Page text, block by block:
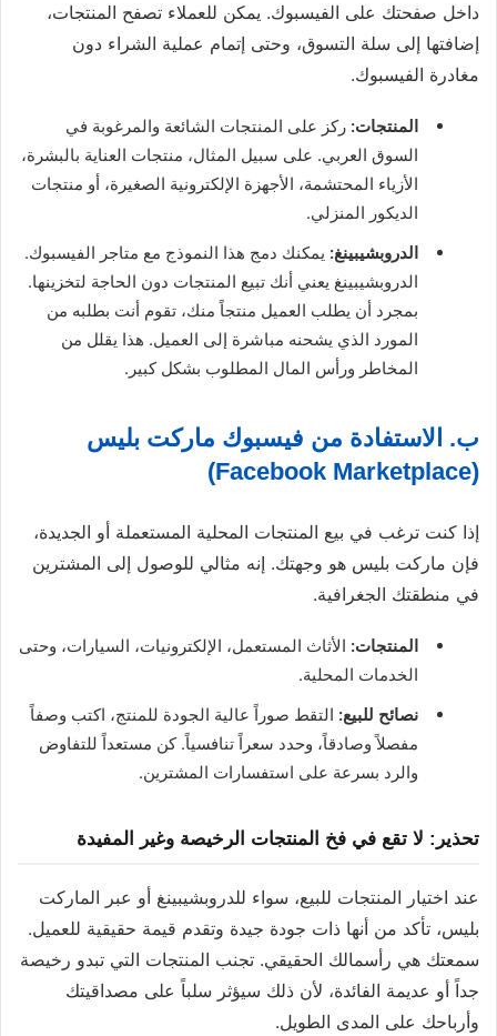
داخل صفحتك على الفيسبوك. يمكن للعملاء تصفح المنتجات،
إضافتها إلى سلة التسوق، وحتى إتمام عملية الشراء دون
مغادرة الفيسبوك.
المنتجات: ركز على المنتجات الشائعة والمرغوبة في
السوق العربي. على سبيل المثال، منتجات العناية بالبشرة،
الأزياء المحتشمة، الأجهزة الإلكترونية الصغيرة، أو منتجات
الديكور المنزلي.
الدروبشيبينغ: يمكنك دمج هذا النموذج مع متاجر الفيسبوك.
الدروبشيبينغ يعني أنك تبيع المنتجات دون الحاجة لتخزينها.
بمجرد أن يطلب العميل منتجاً منك، تقوم أنت بطلبه من
المورد الذي يشحنه مباشرة إلى العميل. هذا يقلل من
المخاطر ورأس المال المطلوب بشكل كبير.
ب. الاستفادة من فيسبوك ماركت بليس
(Facebook Marketplace)
إذا كنت ترغب في بيع المنتجات المحلية المستعملة أو الجديدة،
فإن ماركت بليس هو وجهتك. إنه مثالي للوصول إلى المشترين
في منطقتك الجغرافية.
المنتجات: الأثاث المستعمل، الإلكترونيات، السيارات، وحتى
الخدمات المحلية.
نصائح للبيع: التقط صوراً عالية الجودة للمنتج، اكتب وصفاً
مفصلاً وصادقاً، وحدد سعراً تنافسياً. كن مستعداً للتفاوض
والرد بسرعة على استفسارات المشترين.
تحذير: لا تقع في فخ المنتجات الرخيصة وغير المفيدة
عند اختيار المنتجات للبيع، سواء للدروبشيبينغ أو عبر الماركت
بليس، تأكد من أنها ذات جودة جيدة وتقدم قيمة حقيقية للعميل.
سمعتك هي رأسمالك الحقيقي. تجنب المنتجات التي تبدو رخيصة
جداً أو عديمة الفائدة، لأن ذلك سيؤثر سلباً على مصداقيتك
وأرباحك على المدى الطويل.